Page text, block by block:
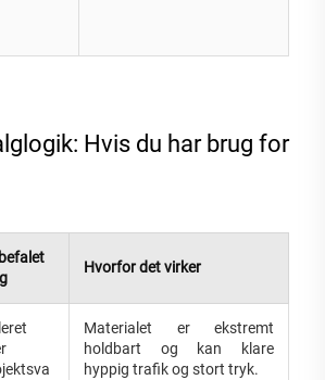
Hvis du har brug for
Hvorfor det virker
Materialet er ekstremt
holdbart og kan klare
hyppig trafik og stort tryk.